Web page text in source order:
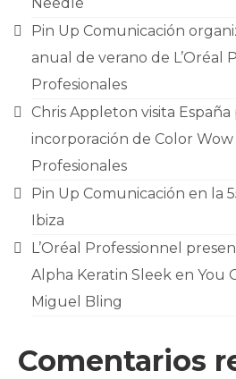
CONTACTO
Pin Up Comunicación
anual de verano de L’Oréal
Profesionales
Chris Appleton visita
incorporación de Color Wow
Profesionales
Pin Up Comunicación en la
Ibiza
L’Oréal Professionnel
Alpha Keratin Sleek en You
Miguel Bling
Comentarios